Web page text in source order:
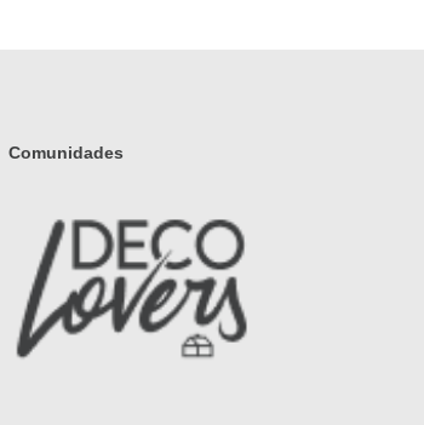
Comunidades